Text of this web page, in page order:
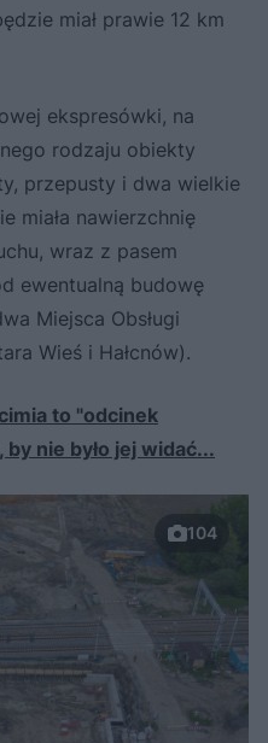
miał prawie 12 km
ekspresówki, na
rodzaju obiekty
przepusty i dwa wielkie
miała nawierzchnię
wraz z pasem
ewentualną budowę
Miejsca Obsługi
Wieś i Hałcnów).
to "odcinek
nie było jej widać...
104